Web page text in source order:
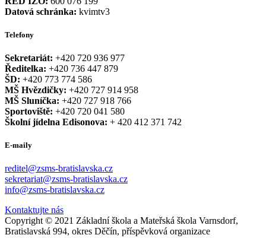
Datová schránka: kvimtv3
Telefony
Sekretariát: +420 720 936 977
Ředitelka: +420 736 447 879
ŠD: +420 773 774 586
MŠ Hvězdičky: +420 727 914 958
MŠ Sluníčka: +420 727 918 766
Sportoviště: +420 720 041 580
Školní jídelna Edisonova: + 420 412 371 742
E-maily
reditel@zsms-bratislavska.cz
sekretariat@zsms-bratislavska.cz
info@zsms-bratislavska.cz
Kontaktujte nás
Copyright © 2021 Základní škola a Mateřská škola Varnsdorf,
Bratislavská 994, okres Děčín, příspěvková organizace